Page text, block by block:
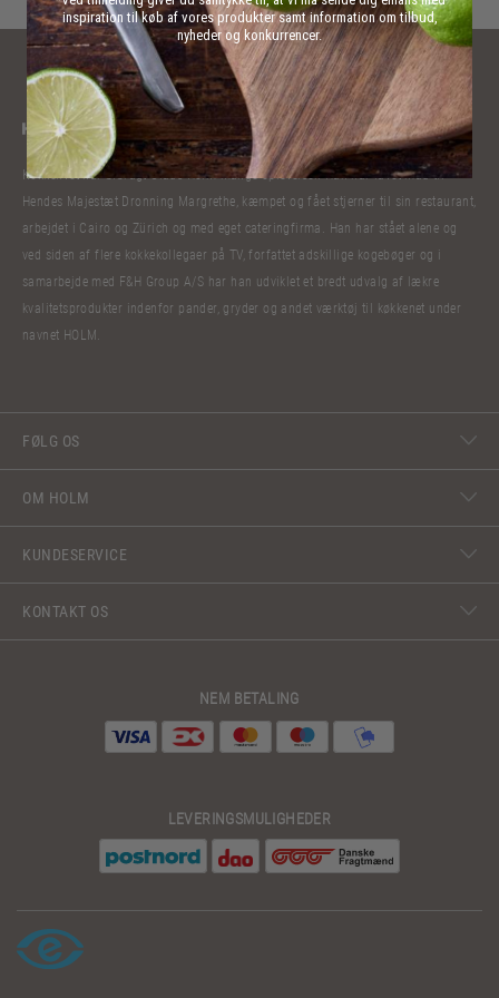
Kokkelivet har bibragt Claus Holm mange oplevelser. Han har lavet mad til
Hendes Majestæt Dronning Margrethe, kæmpet og fået stjerner til sin restaurant,
arbejdet i Cairo og Zürich og med eget cateringfirma. Han har stået alene og
ved siden af flere kokkekollegaer på TV, forfattet adskillige kogebøger og i
samarbejde med F&H Group A/S har han udviklet et bredt udvalg af lækre
kvalitetsprodukter indenfor pander, gryder og andet værktøj til køkkenet under
navnet HOLM.
FØLG OS
OM HOLM
KUNDESERVICE
KONTAKT OS
NEM BETALING
LEVERINGSMULIGHEDER
inspiration til køb af vores produkter samt information om tilbud,
nyheder og konkurrencer.